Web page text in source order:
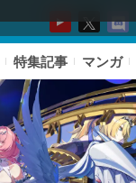
特集記事 マンガ